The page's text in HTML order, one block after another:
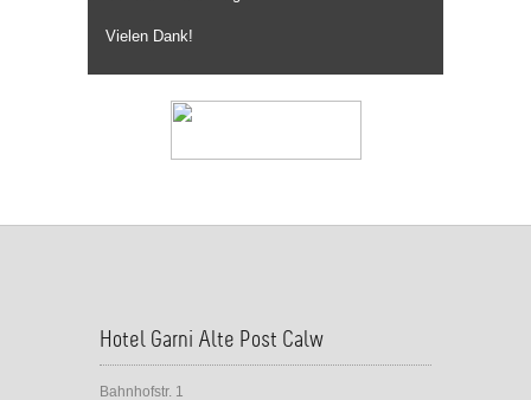
Vielen Dank!
Hotel Garni Alte Post Calw
Bahnhofstr. 1